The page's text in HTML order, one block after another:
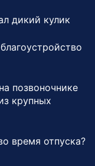
дикий кулик
позвоночнике
крупных
время отпуска?